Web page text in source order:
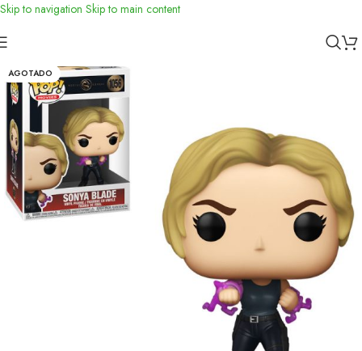
Skip to navigation Skip to main content
Inicio
AGOTADO